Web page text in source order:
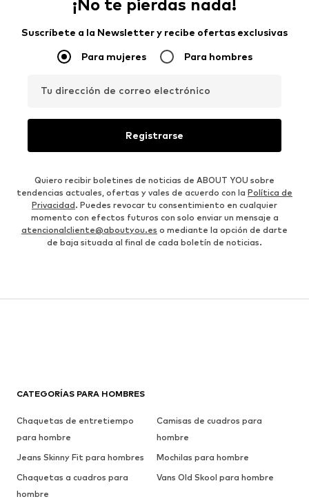
¡No te pierdas nada!
Suscríbete a la Newsletter y recibe ofertas exclusivas
Para mujeres Para hombres
Tu dirección de correo electrónico
Registrarse
Quiero recibir boletines de noticias de ABOUT YOU sobre
tendencias actuales, ofertas y vales de acuerdo con la Política de
Privacidad. Puedes revocar tu consentimiento en cualquier
momento con efectos futuros con solo enviar un mensaje a
atencionalcliente@aboutyou.es o mediante la opción de darte
de baja situada al final de cada boletín de noticias.
CATEGORÍAS PARA HOMBRES
Chaquetas de entretiempo
para hombre
Camisas de cuadros para
hombre
Jeans Skinny Fit para hombres
Mochilas para hombre
Chaquetas a cuadros para
hombre
Vans Old Skool para hombre